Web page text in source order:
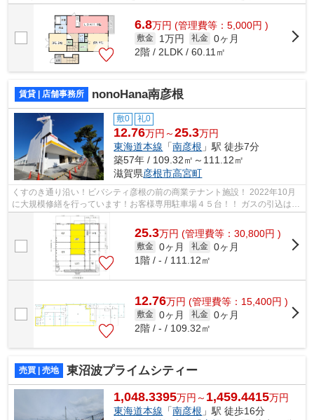
6.8万円 (管理費等：5,000円 )
敷金 1万円 礼金 0ヶ月
2階 / 2LDK / 60.11㎡
賃貸 | 店舗事務所 nonoHana南彦根
敷0 礼0
12.76万円～25.3万円
東海道本線 「南彦根 」駅 徒歩7分
築57年 / 109.32㎡～111.12㎡
滋賀県彦根市高宮町
くすのき通り沿い！ビバシティ彦根の前の商業テナント施設！ 2022年10月
に大規模修繕を行っています！お客様専用駐車場４５台！！ ガスの引込はあ
りませんが工事は可能です。
25.3万円 (管理費等：30,800円 )
敷金 0ヶ月 礼金 0ヶ月
1階 / - / 111.12㎡
12.76万円 (管理費等：15,400円 )
敷金 0ヶ月 礼金 0ヶ月
2階 / - / 109.32㎡
売買 | 売地 東沼波プライムシティー
1,048.3395万円～ 1,459.4415万円
東海道本線 「南彦根 」駅 徒歩16分